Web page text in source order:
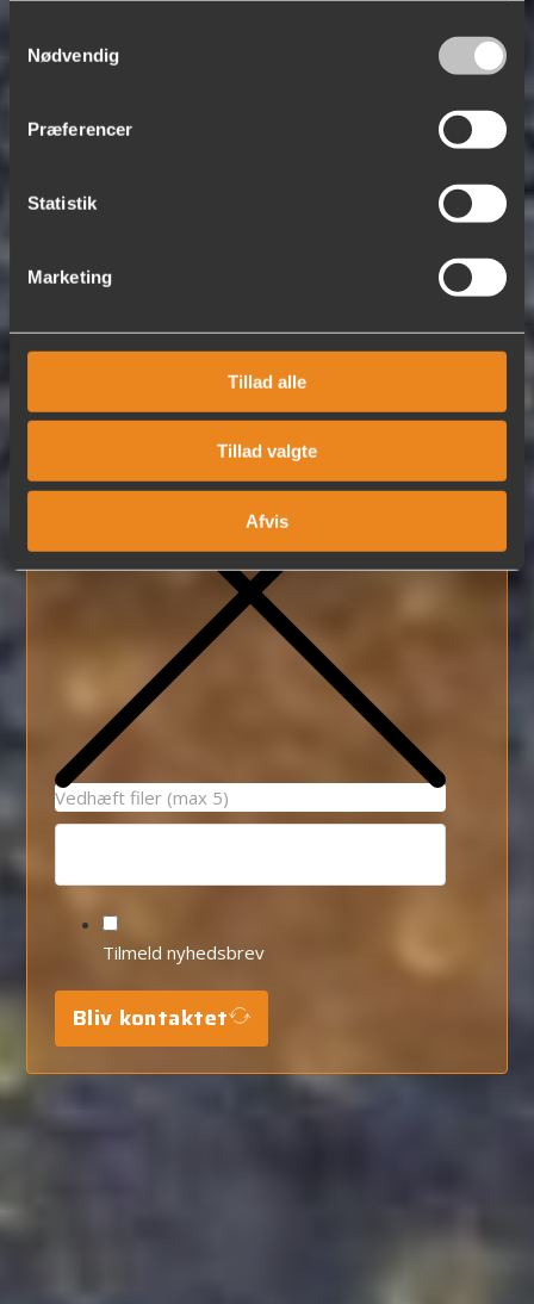
Nødvendig
Præferencer
Statistik
Marketing
Tillad alle
Tillad valgte
Afvis
Vedhæft filer (max 5)
Tilmeld nyhedsbrev
Bliv kontaktet